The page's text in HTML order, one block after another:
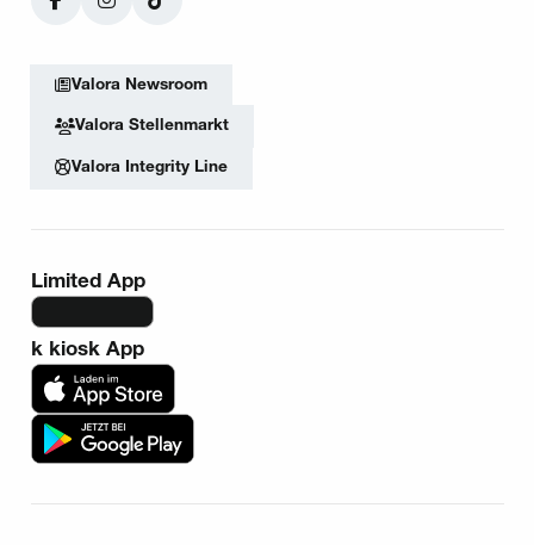
FacebookInstagram
TikTok
Valora Newsroom
Valora Stellenmarkt
Valora Integrity Line
Limited App
k kiosk App